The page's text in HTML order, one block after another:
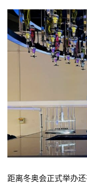
距离冬奥会正式举办